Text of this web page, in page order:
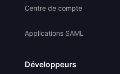
Centre de compte
Applications SAML
Développeurs